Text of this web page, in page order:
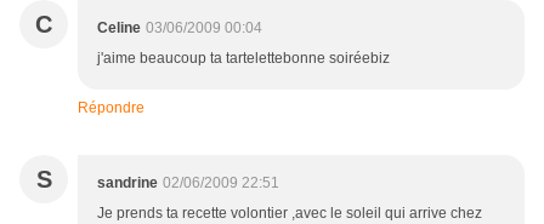
C Celine 03/06/2009 00:04
j'aime beaucoup ta tartelettebonne soiréebiz
Répondre
S sandrine 02/06/2009 22:51
Je prends ta recette volontier ,avec le soleil qui arrive chez